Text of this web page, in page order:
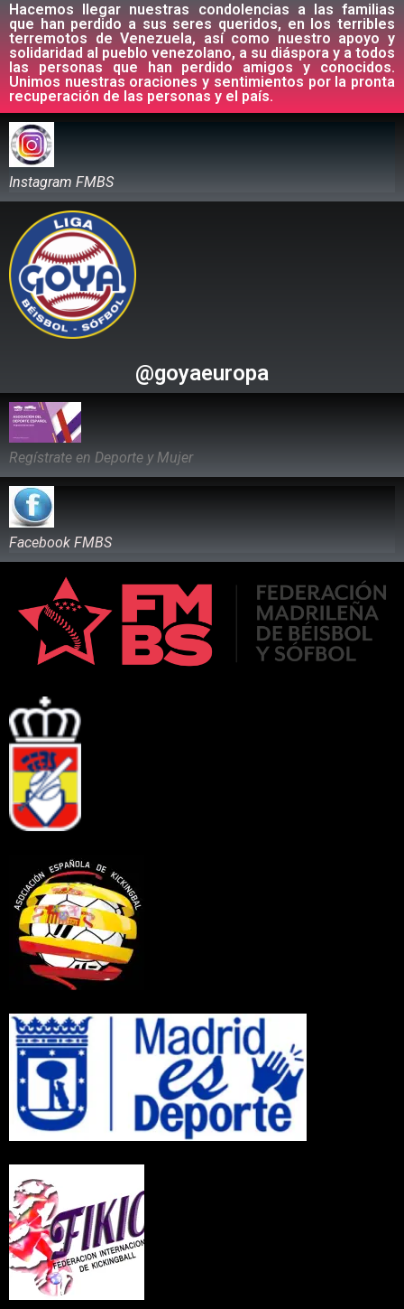
Hacemos llegar nuestras condolencias a las familias
que han perdido a sus seres queridos, en los terribles
terremotos de Venezuela, así como nuestro apoyo y
solidaridad al pueblo venezolano, a su diáspora y a todos
las personas que han perdido amigos y conocidos.
Unimos nuestras oraciones y sentimientos por la pronta
recuperación de las personas y el país.
Instagram FMBS
@goyaeuropa
Regístrate en Deporte y Mujer
Facebook FMBS